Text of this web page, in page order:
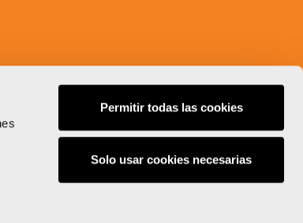
Permitir todas las cookies
Solo usar cookies necesarias